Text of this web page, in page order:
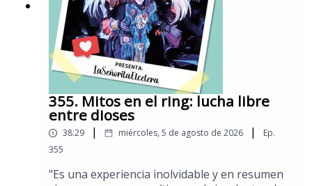
355. Mitos en el ring: ​lucha libre
entre dioses
38:29 | miércoles, 5 de agosto de 2026 |
Ep.
355
​"Es una experiencia inolvidable y en resumen​